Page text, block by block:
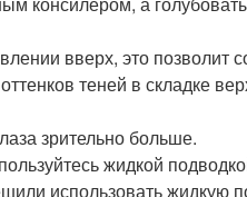
вверх, это позволит
теней в складке
зрительно больше.
жидкой
использовать жидкую